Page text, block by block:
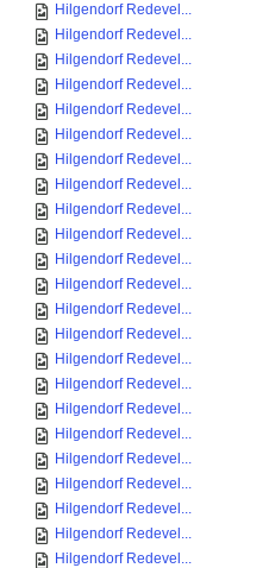
Hilgendorf Redevel...
Hilgendorf Redevel...
Hilgendorf Redevel...
Hilgendorf Redevel...
Hilgendorf Redevel...
Hilgendorf Redevel...
Hilgendorf Redevel...
Hilgendorf Redevel...
Hilgendorf Redevel...
Hilgendorf Redevel...
Hilgendorf Redevel...
Hilgendorf Redevel...
Hilgendorf Redevel...
Hilgendorf Redevel...
Hilgendorf Redevel...
Hilgendorf Redevel...
Hilgendorf Redevel...
Hilgendorf Redevel...
Hilgendorf Redevel...
Hilgendorf Redevel...
Hilgendorf Redevel...
Hilgendorf Redevel...
Hilgendorf Redevel...